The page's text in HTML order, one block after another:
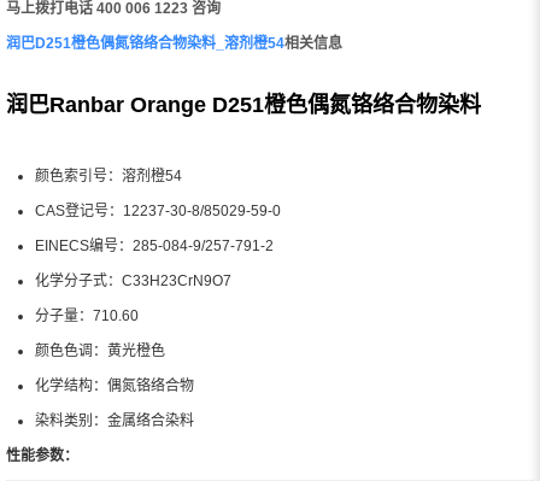
马上拨打电话 400 006 1223 咨询
润巴D251橙色偶氮铬络合物染料_溶剂橙54相关信息
润巴Ranbar Orange D251橙色偶氮铬络合物染料
颜色索引号：溶剂橙54
CAS登记号：12237-30-8/85029-59-0
EINECS编号：285-084-9/257-791-2
化学分子式：C33H23CrN9O7
分子量：710.60
颜色色调：黄光橙色
化学结构：偶氮铬络合物
染料类别：金属络合染料
性能参数：